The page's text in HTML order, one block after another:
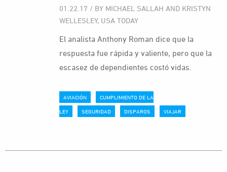
01.22.17 / BY MICHAEL SALLAH AND KRISTYN
WELLESLEY, USA TODAY
El analista Anthony Roman dice que la
respuesta fue rápida y valiente, pero que la
escasez de dependientes costó vidas.
AVIACIÓN CUMPLIMIENTO DE LA
LEY SEGURIDAD DISPAROS VIAJAR